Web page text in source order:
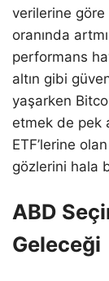
verilerine
oranında
performans
altın gibi
yaşarken
etmek de pek
ETF’lerine
gözlerini hala
ABD
Geleceği